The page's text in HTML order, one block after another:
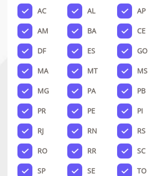
AC AL AP
AM BA CE
DF ES GO
MA MT MS
MG PA PB
PR PE PI
RJ RN RS
RO RR SC
SP SE TO